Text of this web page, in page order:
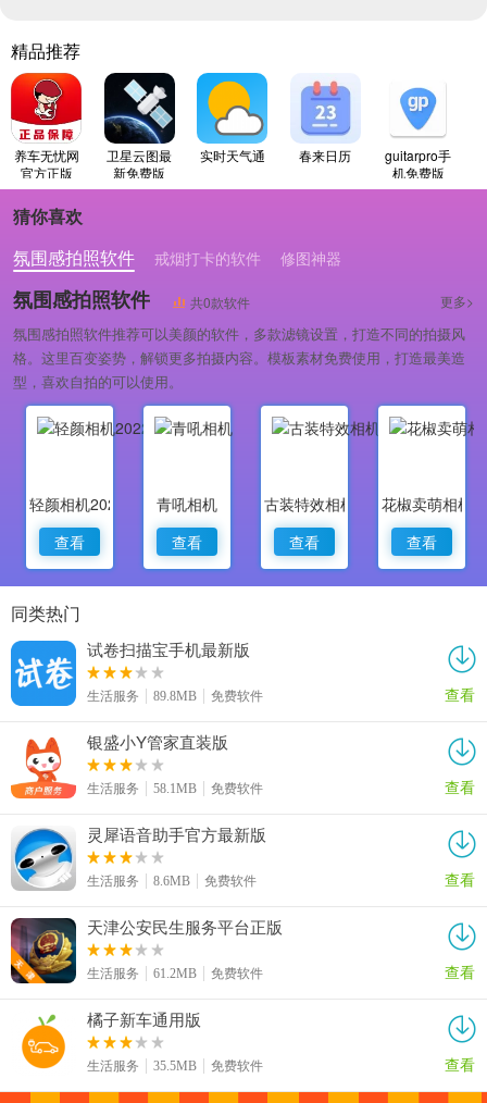
精品推荐
养车无忧网
官方正版
卫星云图最
新免费版
实时天气通 春来日历
guitarpro手
机免费版
猜你喜欢
氛围感拍照软件
戒烟打卡的软件 修图神器
氛围感拍照软件 共0款软件 更多>
氛围感拍照软件推荐可以美颜的软件，多款滤镜设置，打造不同的拍摄风
格。这里百变姿势，解锁更多拍摄内容。模板素材免费使用，打造最美造
型，喜欢自拍的可以使用。
轻颜相机2022最新版
查看
青吼相机
查看
古装特效相机
查看
花椒卖萌相机
查看
同类热门
试卷扫描宝手机最新版
生活服务 89.8MB 免费软件 查看
银盛小Y管家直装版
生活服务 58.1MB 免费软件 查看
灵犀语音助手官方最新版
生活服务 8.6MB 免费软件 查看
天津公安民生服务平台正版
生活服务 61.2MB 免费软件 查看
橘子新车通用版
生活服务 35.5MB 免费软件 查看